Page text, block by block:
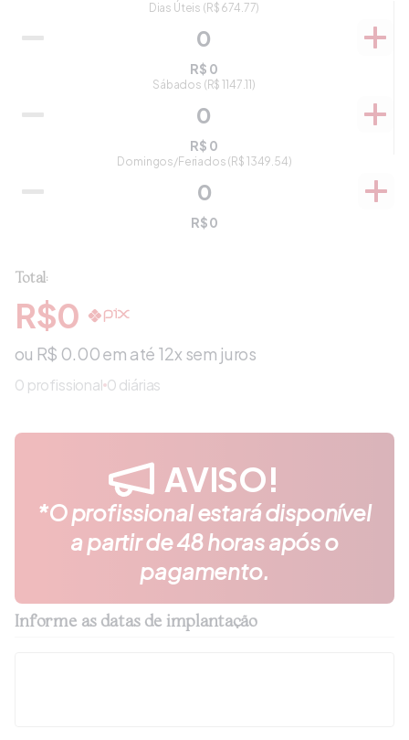
Dias Úteis (R$ 674.77)
R$ 0
Sábados (R$ 1147.11)
R$ 0
Domingos/Feriados (R$ 1349.54)
R$0
Total:
R$0
ou R$ 0.00em até 12x sem juros
0 profissional 0 diárias
AVISO!
*O profissional estará disponível
a partir de 48 horas após o
pagamento.
Informe as datas de implantação